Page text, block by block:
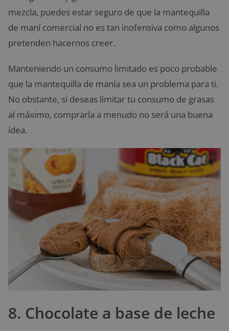
mezcla, puedes estar seguro de que la mantequilla
de maní comercial no es tan inofensiva como algunos
pretenden hacernos creer.
Manteniendo un consumo limitado es poco probable
que la mantequilla de manía sea un problema para ti.
No obstante, si deseas limitar tu consumo de grasas
al máximo, comprarla a menudo no será una buena
idea.
8. Chocolate a base de leche